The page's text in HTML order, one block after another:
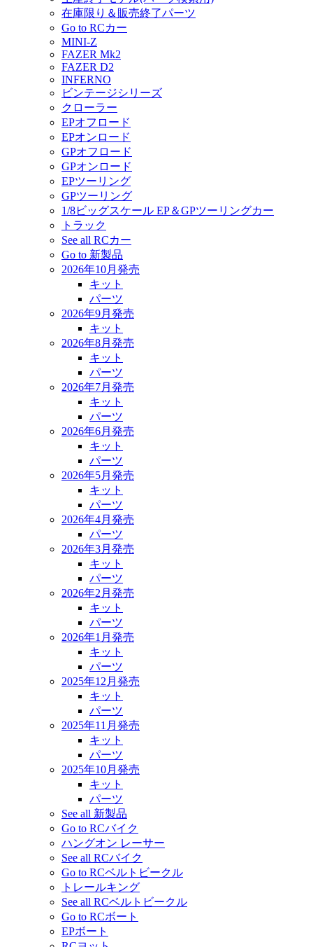
在庫限り＆販売終了パーツ
Go to RCカー
MINI-Z
FAZER Mk2
FAZER D2
INFERNO
ビンテージシリーズ
クローラー
EPオフロード
EPオンロード
GPオフロード
GPオンロード
EPツーリング
GPツーリング
1/8ビッグスケール EP＆GPツーリングカー
トラック
See all RCカー
Go to 新製品
2026年10月発売
キット
パーツ
2026年9月発売
キット
2026年8月発売
キット
パーツ
2026年7月発売
キット
パーツ
2026年6月発売
キット
パーツ
2026年5月発売
キット
パーツ
2026年4月発売
パーツ
2026年3月発売
キット
パーツ
2026年2月発売
キット
パーツ
2026年1月発売
キット
パーツ
2025年12月発売
キット
パーツ
2025年11月発売
キット
パーツ
2025年10月発売
キット
パーツ
See all 新製品
Go to RCバイク
ハングオン レーサー
See all RCバイク
Go to RCベルトビークル
トレールキング
See all RCベルトビークル
Go to RCボート
EPボート